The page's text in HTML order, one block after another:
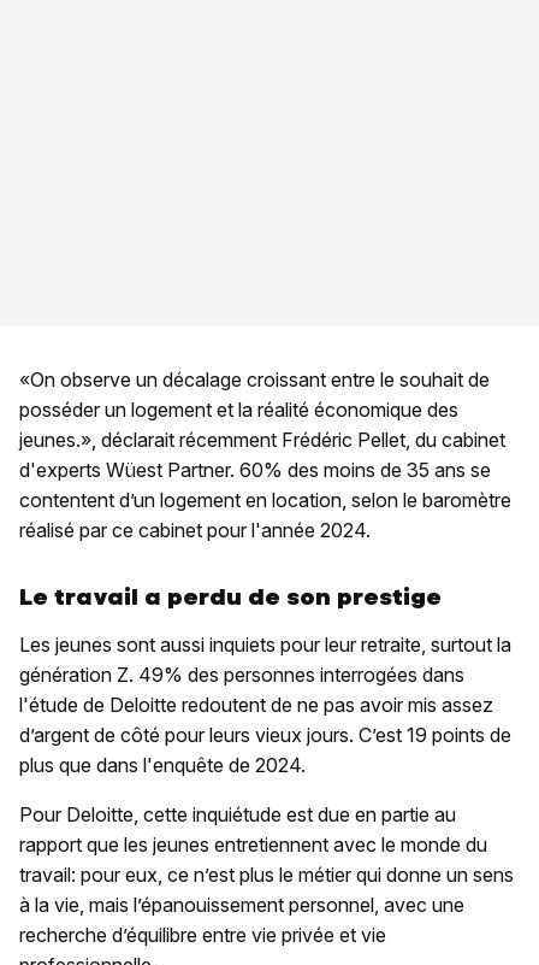
«On observe un décalage croissant entre le souhait de
posséder un logement et la réalité économique des
jeunes.», déclarait récemment Frédéric Pellet, du cabinet
d'experts Wüest Partner. 60% des moins de 35 ans se
contentent d’un logement en location, selon le baromètre
réalisé par ce cabinet pour l'année 2024.
Le travail a perdu de son prestige
Les jeunes sont aussi inquiets pour leur retraite, surtout la
génération Z. 49% des personnes interrogées dans
l'étude de Deloitte redoutent de ne pas avoir mis assez
d’argent de côté pour leurs vieux jours. C’est 19 points de
plus que dans l'enquête de 2024.
Pour Deloitte, cette inquiétude est due en partie au
rapport que les jeunes entretiennent avec le monde du
travail: pour eux, ce n’est plus le métier qui donne un sens
à la vie, mais l’épanouissement personnel, avec une
recherche d’équilibre entre vie privée et vie